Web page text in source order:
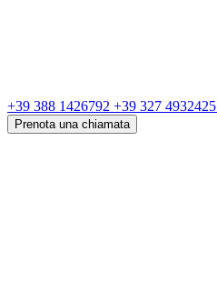
+39 388 1426792 +39 327 4932425
Prenota una chiamata